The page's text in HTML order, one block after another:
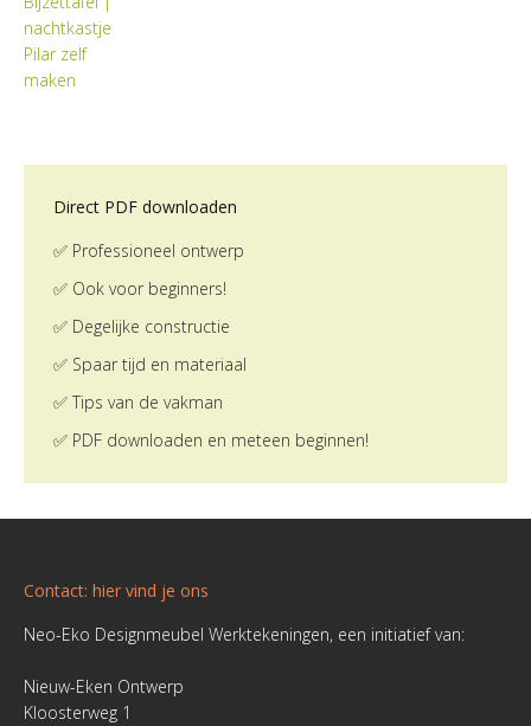
Direct PDF downloaden
✅ Professioneel ontwerp
✅ Ook voor beginners!
✅ Degelijke constructie
✅ Spaar tijd en materiaal
✅ Tips van de vakman
✅ PDF downloaden en meteen beginnen!
Contact: hier vind je ons
Neo-Eko Designmeubel Werktekeningen, een initiatief van:
Nieuw-Eken Ontwerp
Kloosterweg 1